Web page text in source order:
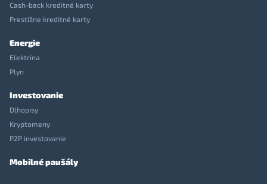
Cash-back kreditné karty
Prestížne kreditné karty
Energie
Elektrina
Plyn
Investovanie
Dlhopisy
Kryptomeny
P2P investovanie
Mobilné paušály